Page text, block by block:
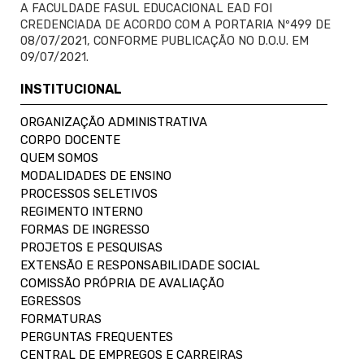
A FACULDADE FASUL EDUCACIONAL EAD FOI
CREDENCIADA DE ACORDO COM A PORTARIA Nº499 DE
08/07/2021, CONFORME PUBLICAÇÃO NO D.O.U. EM
09/07/2021.
INSTITUCIONAL
ORGANIZAÇÃO ADMINISTRATIVA
CORPO DOCENTE
QUEM SOMOS
MODALIDADES DE ENSINO
PROCESSOS SELETIVOS
REGIMENTO INTERNO
FORMAS DE INGRESSO
PROJETOS E PESQUISAS
EXTENSÃO E RESPONSABILIDADE SOCIAL
COMISSÃO PRÓPRIA DE AVALIAÇÃO
EGRESSOS
FORMATURAS
PERGUNTAS FREQUENTES
CENTRAL DE EMPREGOS E CARREIRAS